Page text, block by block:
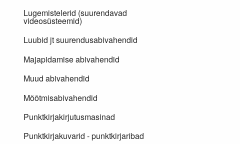
Lugemistelerid (suurendavad
videosüsteemid)
Luubid jt suurendusabivahendid
Majapidamise abivahendid
Muud abivahendid
Mõõtmisabivahendid
Punktkirjakirjutusmasinad
Punktkirjakuvarid - punktkirjaribad